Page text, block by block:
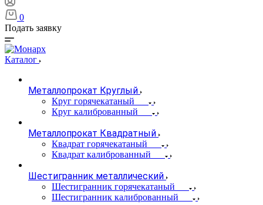
0
Подать заявку
Каталог
Металлопрокат Круглый
Круг горячекатаный
Круг калиброванный
Металлопрокат Квадратный
Квадрат горячекатаный
Квадрат калиброванный
Шестигранник металлический
Шестигранник горячекатаный
Шестигранник калиброванный